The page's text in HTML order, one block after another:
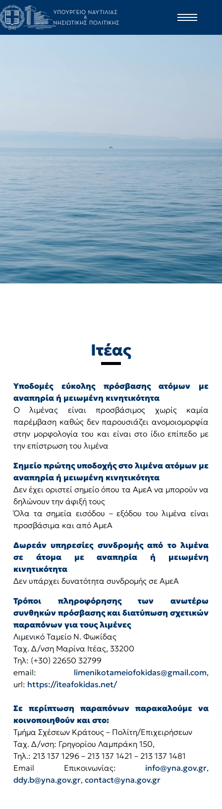
Ιτέας
Υποδομές εύκολης πρόσβασης ατόμων με
αναπηρία ή μειωμένη κινητικότητα
Ο λιμένας είναι προσβάσιμος χωρίς καμία
παρέμβαση καθώς δεν παρουσιάζει ανομοιομορφία
στην μορφολογία του και είναι στο ίδιο επίπεδο με
την επίστρωση του λιμένα
Σημείο πρώτης υποδοχής στο λιμένα ατόμων με
αναπηρία ή μειωμένη κινητικότητα
Δεν έχει οριστεί σημείο όπου τα ΑμεΑ να μπορούν να
δηλώνουν την άφιξή τους
Όλα τα σημεία εισόδου – εξόδου του λιμένα είναι
προσβάσιμα και από ΑμεΑ
Δωρεάν υπηρεσίες συνδρομής από το λιμένα
σε άτομα με αναπηρία ή μειωμένη
κινητικότητα
Δεν υπάρχει δυνατότητα συνδρομής σε ΑμεΑ
Τρόποι πληροφόρησης των ανωτέρω
συνθηκών πρόσβασης και διατύπωση σχετικών
παραπόνων για τους λιμένες
Λιμενικό Ταμείο Ν. Φωκίδας
Ταχ. Δ/νση Μαρίνα Ιτέας, 33200
Τηλ: (+30) 22650 32799
email: limenikotameiofokidas@gmail.com,
url: https://iteafokidas.net/
Σε περίπτωση παραπόνων παρακαλούμε να
κοινοποιηθούν και στο:
Τμήμα Σχέσεων Κράτους – Πολίτη/Επιχειρήσεων
Ταχ. Δ/νση: Γρηγορίου Λαμπράκη 150,
Τηλ.: 213 137 1296 – 213 137 1421 – 213 137 1481
Email Επικοινωνίας: info@yna.gov.gr,
ddy.b@yna.gov.gr, contact@yna.gov.gr